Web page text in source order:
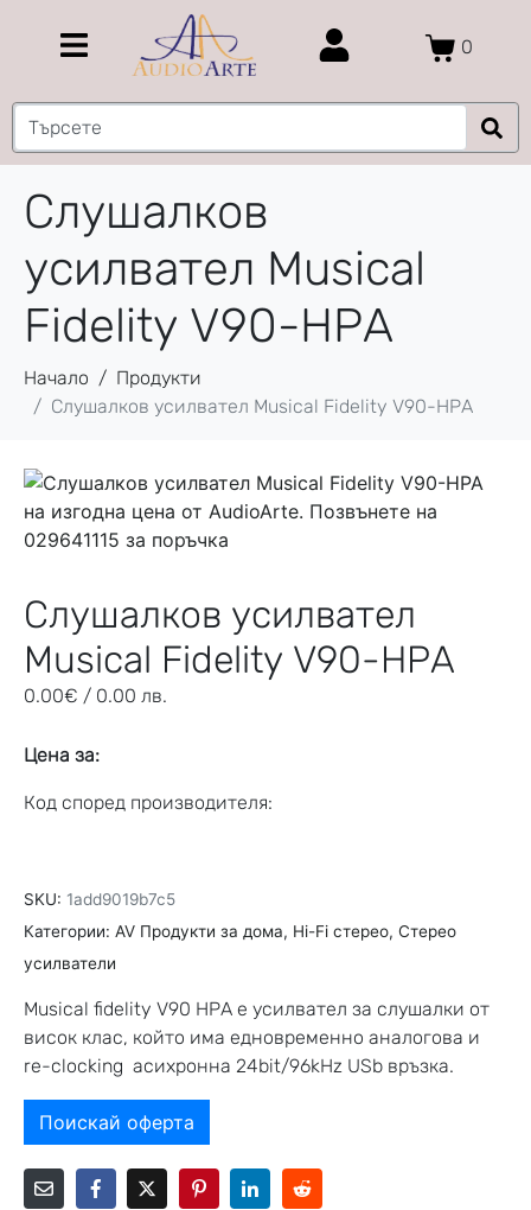
0
Слушалков
усилвател Musical
Fidelity V90-HPA
Начало
Продукти
Слушалков усилвател Musical Fidelity V90-HPA
Слушалков усилвател
Musical Fidelity V90-HPA
0.00€ / 0.00 лв.
Цена за:
Код според производителя:
SKU: 1add9019b7c5
Категории: AV Продукти за дома, Hi-Fi стерео, Стерео
усилватели
Musical fidelity V90 HPA е усилвател за слушалки от
висок клас, който има едновременно аналогова и
re-clocking асихронна 24bit/96kHz USb връзка.
Поискай оферта